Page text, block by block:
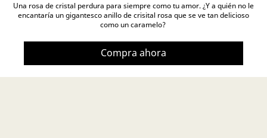
Una rosa de cristal perdura para siempre como tu amor. ¿Y a quién no le
encantaría un gigantesco anillo de crisital rosa que se ve tan delicioso
como un caramelo?
Compra ahora